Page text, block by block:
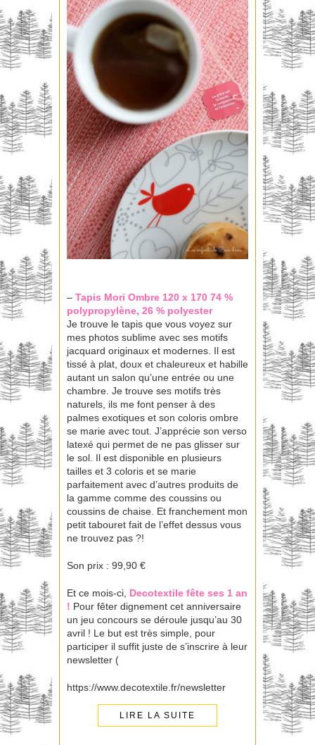
– Tapis Mori Ombre 120 x 170 74 %
polypropylène, 26 % polyester
Je trouve le tapis que vous voyez sur
mes photos sublime avec ses motifs
jacquard originaux et modernes. Il est
tissé à plat, doux et chaleureux et habille
autant un salon qu’une entrée ou une
chambre. Je trouve ses motifs très
naturels, ils me font penser à des
palmes exotiques et son coloris ombre
se marie avec tout. J’apprécie son verso
latexé qui permet de ne pas glisser sur
le sol. Il est disponible en plusieurs
tailles et 3 coloris et se marie
parfaitement avec d’autres produits de
la gamme comme des coussins ou
coussins de chaise. Et franchement mon
petit tabouret fait de l’effet dessus vous
ne trouvez pas ?!
Son prix : 99,90 €
Et ce mois-ci, Decotextile fête ses 1 an
! Pour fêter dignement cet anniversaire
un jeu concours se déroule jusqu’au 30
avril ! Le but est très simple, pour
participer il suffit juste de s’inscrire à leur
newsletter (
https://www.decotextile.fr/newsletter
LIRE LA SUITE